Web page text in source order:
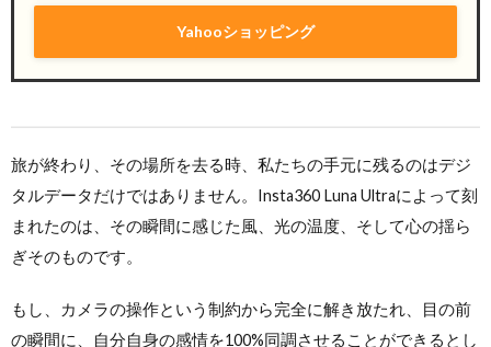
Yahooショッピング
旅が終わり、その場所を去る時、私たちの手元に残るのはデジ
タルデータだけではありません。Insta360 Luna Ultraによって刻
まれたのは、その瞬間に感じた風、光の温度、そして心の揺ら
ぎそのものです。
もし、カメラの操作という制約から完全に解き放たれ、目の前
の瞬間に、自分自身の感情を100%同調させることができるとし